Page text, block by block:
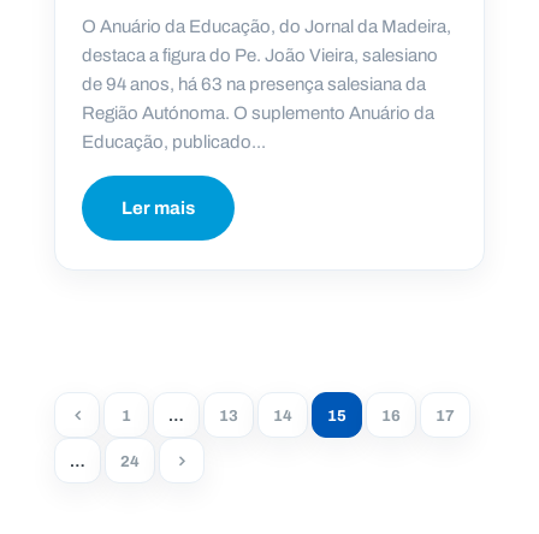
O Anuário da Educação, do Jornal da Madeira,
destaca a figura do Pe. João Vieira, salesiano
de 94 anos, há 63 na presença salesiana da
Região Autónoma. O suplemento Anuário da
Educação, publicado...
Ler mais
1 … 13 14 15 16
17
…
24